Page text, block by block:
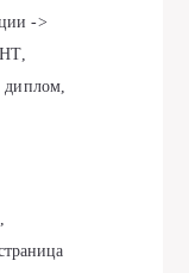
->
диплом,